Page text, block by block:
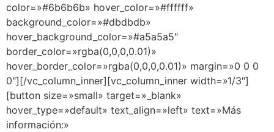
color=»#6b6b6b» hover_color=»#ffffff»
background_color=»#dbdbdb»
hover_background_color=»#a5a5a5″
border_color=»rgba(0,0,0,0.01)»
hover_border_color=»rgba(0,0,0,0.01)» margin=»0 0 0
0″][/vc_column_inner][vc_column_inner width=»1/3″]
[button size=»small» target=»_blank»
hover_type=»default» text_align=»left» text=»Más
información:»